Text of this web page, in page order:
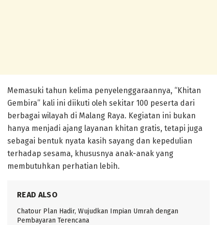
Memasuki tahun kelima penyelenggaraannya, “Khitan
Gembira” kali ini diikuti oleh sekitar 100 peserta dari
berbagai wilayah di Malang Raya. Kegiatan ini bukan
hanya menjadi ajang layanan khitan gratis, tetapi juga
sebagai bentuk nyata kasih sayang dan kepedulian
terhadap sesama, khususnya anak-anak yang
membutuhkan perhatian lebih.
READ ALSO
Chatour Plan Hadir, Wujudkan Impian Umrah dengan
Pembayaran Terencana